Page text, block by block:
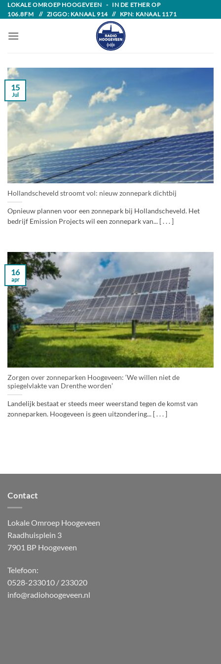
Skip
to
content
LOKALE OMROEP HOOGEVEEN - IN DE ETHER OP
106.8FM // ZIGGO: KANAAL 914 // KPN: KANAAL 1171
Hollandscheveld stroomt vol: nieuw zonnepark dichtbij
Opnieuw plannen voor een zonnepark bij Hollandscheveld. Het
bedrijf Emission Projects wil een zonnepark van... [ . . . ]
15
Jul
Zorgen over zonneparken Hoogeveen: ‘We willen niet de
spiegelvlakte van Drenthe worden’
Landelijk bestaat er steeds meer weerstand tegen de komst van
zonneparken. Hoogeveen is geen uitzondering... [ . . . ]
16
apr
Contact
Lokale Omroep Hoogeveen
Raadhuisplein 3
7901 BP Hoogeveen
Telefoon:
0528-233010 / 233020
info@radiohoogeveen.nl